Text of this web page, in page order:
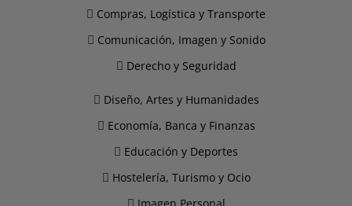
Compras, Logística y Transporte
Comunicación, Imagen y Sonido
Derecho y Seguridad
Diseño, Artes y Humanidades
Economía, Banca y Finanzas
Educación y Deportes
Hostelería, Turismo y Ocio